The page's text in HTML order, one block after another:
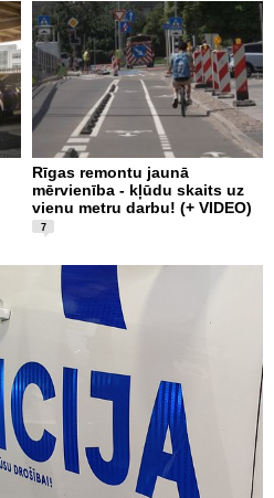
Rīgas remontu jaunā
mērvienība - kļūdu skaits uz
vienu metru darbu! (+ VIDEO)
7